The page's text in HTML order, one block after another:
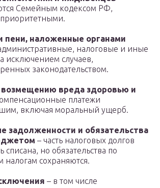
Семейным кодексом РФ,
приоритетными.
наложенные органами
налоговые и иные
исключением случаев,
законодательством.
вреда здоровью и
платежи
включая моральный ущерб.
задолженности и обязательства
– часть налоговых долгов
списана, но обязательства по
налогам сохраняются.
– в том числе